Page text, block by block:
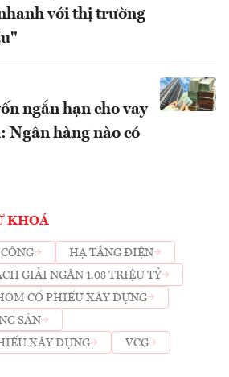
với thị trường
ngắn hạn cho vay
Ngân hàng nào có
KHOÁ
HẠ TẦNG ĐIỆN
GIẢI NGÂN 1.08 TRIỆU TỶ
CỔ PHIẾU XÂY DỰNG
SẢN
XÂY DỰNG
VCG